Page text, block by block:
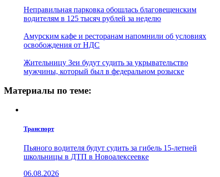
Неправильная парковка обошлась благовещенским
водителям в 125 тысяч рублей за неделю
Амурским кафе и ресторанам напомнили об условиях
освобождения от НДС
Жительницу Зеи будут судить за укрывательство
мужчины, который был в федеральном розыске
Материалы по теме:
Транспорт
Пьяного водителя будут судить за гибель 15-летней
школьницы в ДТП в Новоалексеевке
06.08.2026